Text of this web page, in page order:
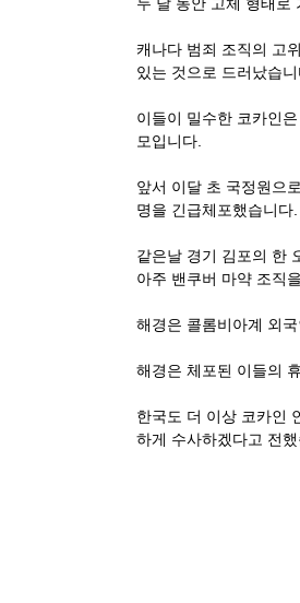
캐나다 범죄 조직의 고
있는 것으로 드러났습니
이들이 밀수한 코카인
모입니다.
앞서 이달 초 국정원으
명을 긴급체포했습니다.
같은날 경기 김포의 한
아주 밴쿠버 마약 조직
해경은 콜롬비아계 외
해경은 체포된 이들의
한국도 더 이상 코카인
하게 수사하겠다고 전